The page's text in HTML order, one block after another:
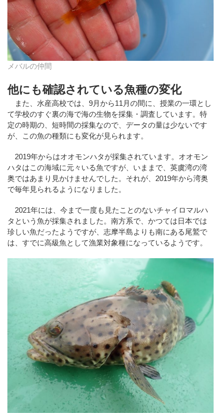
メバルの仲間
他にも確認されている魚種の変化
また、水産高校では、9月から11月の間に、授業の一環とし
て学校のすぐ裏の海で海の生物を採集・調査しています。特
定の時期の、短時間の採集なので、データの量は少ないです
が、この魚の種類にも変化が見られます。
2019年からはオオモンハタが採集されています。オオモン
ハタはこの海域に元々いる魚ですが、いままで、英虞湾の湾
奥ではあまり見かけませんでした。それが、2019年から湾奥
で毎年見られるようになりました。
2021年には、今まで一度も見たことのないチャイロマルハ
タという魚が採集されました。南方系で、かつては日本では
珍しい魚だったようですが、志摩半島よりも南にある尾鷲で
は、すでに高級魚として漁業対象種になっているようです。